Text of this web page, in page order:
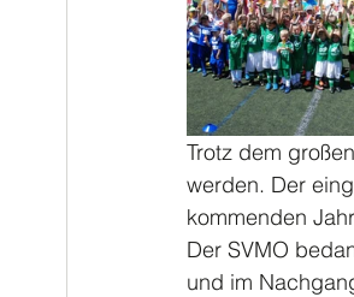
Trotz dem
werden. Der
kommenden
Der SVMO
und im